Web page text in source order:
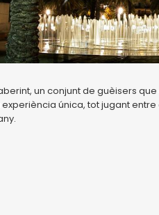
un conjunt de guèisers
experiència única, tot jugant